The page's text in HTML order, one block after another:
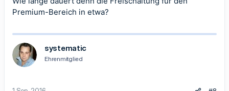
Premium-Bereich in etwa?
systematic
Ehrenmitglied